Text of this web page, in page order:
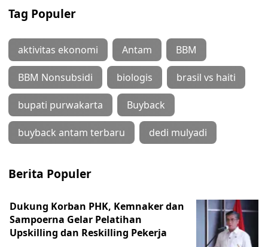
Tag Populer
aktivitas ekonomi Antam BBM
BBM Nonsubsidi biologis brasil vs haiti
bupati purwakarta Buyback
buyback antam terbaru dedi mulyadi
Berita Populer
Dukung Korban PHK, Kemnaker dan
Sampoerna Gelar Pelatihan
Upskilling dan Reskilling Pekerja